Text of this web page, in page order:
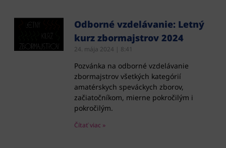
Odborné vzdelávanie: Letný
kurz zbormajstrov 2024
24. mája 2024 8:41
Pozvánka na odborné vzdelávanie
zbormajstrov všetkých kategórií
amatérskych speváckych zborov,
začiatočníkom, mierne pokročilým i
pokročilým.
Čítať viac »